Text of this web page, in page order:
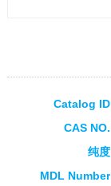
Catalog ID
CAS NO.
纯度
MDL Number